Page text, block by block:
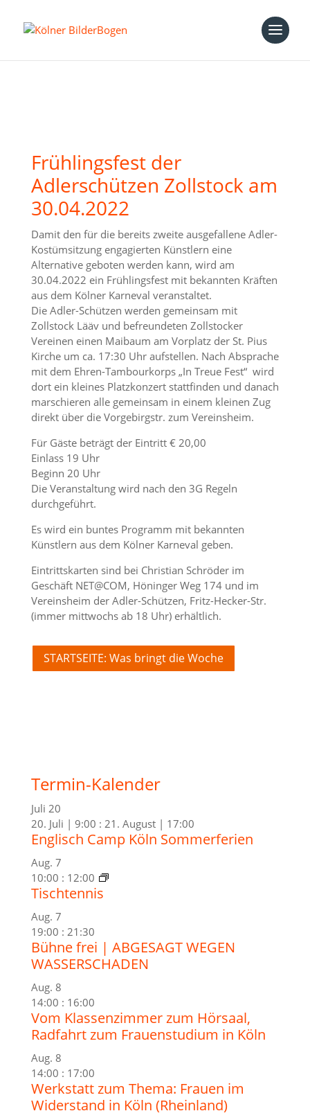
Frühlingsfest der
Adlerschützen Zollstock am
30.04.2022
Damit den für die bereits zweite ausgefallene Adler-
Kostümsitzung engagierten Künstlern eine
Alternative geboten werden kann, wird am
30.04.2022 ein Frühlingsfest mit bekannten Kräften
aus dem Kölner Karneval veranstaltet.
Die Adler-Schützen werden gemeinsam mit
Zollstock Lääv und befreundeten Zollstocker
Vereinen einen Maibaum am Vorplatz der St. Pius
Kirche um ca. 17:30 Uhr aufstellen. Nach Absprache
mit dem Ehren-Tambourkorps „In Treue Fest“ wird
dort ein kleines Platzkonzert stattfinden und danach
marschieren alle gemeinsam in einem kleinen Zug
direkt über die Vorgebirgstr. zum Vereinsheim.
Für Gäste beträgt der Eintritt € 20,00
Einlass 19 Uhr
Beginn 20 Uhr
Die Veranstaltung wird nach den 3G Regeln
durchgeführt.
Es wird ein buntes Programm mit bekannten
Künstlern aus dem Kölner Karneval geben.
Eintrittskarten sind bei Christian Schröder im
Geschäft NET@COM, Höninger Weg 174 und im
Vereinsheim der Adler-Schützen, Fritz-Hecker-Str.
(immer mittwochs ab 18 Uhr) erhältlich.
STARTSEITE: Was bringt die Woche
Termin-Kalender
Juli 20
20. Juli | 9:00 : 21. August | 17:00
Englisch Camp Köln Sommerferien
Aug. 7
10:00 : 12:00
Tischtennis
Aug. 7
19:00 : 21:30
Bühne frei | ABGESAGT WEGEN
WASSERSCHADEN
Aug. 8
14:00 : 16:00
Vom Klassenzimmer zum Hörsaal,
Radfahrt zum Frauenstudium in Köln
Aug. 8
14:00 : 17:00
Werkstatt zum Thema: Frauen im
Widerstand in Köln (Rheinland)